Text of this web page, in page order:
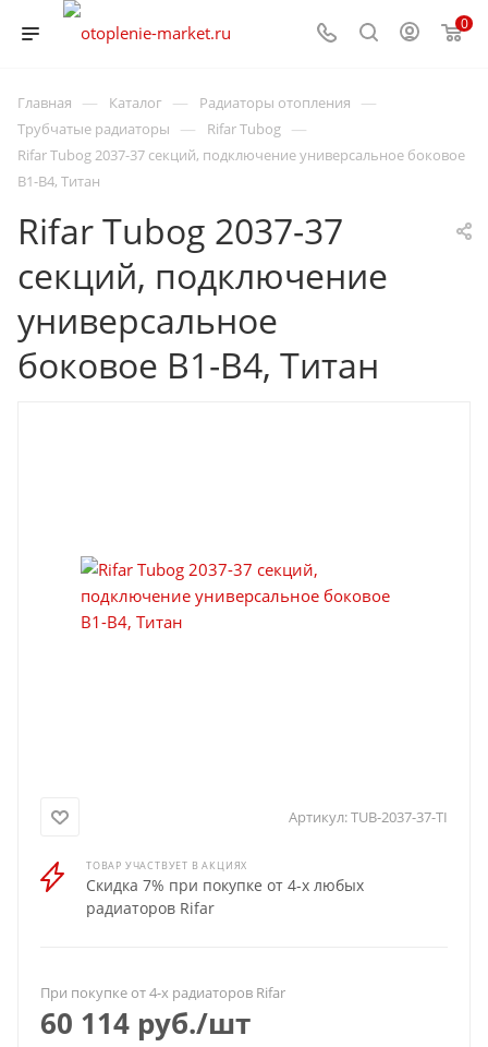
0
Главная — Каталог — Радиаторы отопления —
Трубчатые радиаторы — Rifar Tubog —
Rifar Tubog 2037-37 секций, подключение универсальное боковое
B1-B4, Титан
Rifar Tubog 2037-37
секций, подключение
универсальное
боковое B1-B4, Титан
Артикул:TUB-2037-37-TI
ТОВАР УЧАСТВУЕТ В АКЦИЯХ
Скидка 7% при покупке от 4-х любых
радиаторов Rifar
При покупке от 4-х радиаторов Rifar
60 114 руб./шт